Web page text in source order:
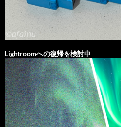
Lightroomへの復帰を検討中